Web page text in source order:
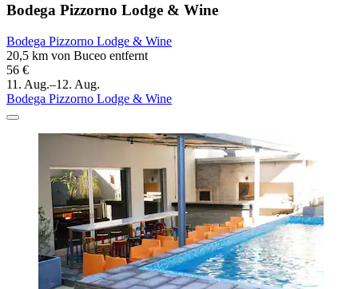
Bodega Pizzorno Lodge & Wine
Bodega Pizzorno Lodge & Wine
20,5 km von Buceo entfernt
56 €
11. Aug.–12. Aug.
Bodega Pizzorno Lodge & Wine